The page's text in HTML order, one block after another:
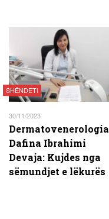
SHËNDETI
30/11/2023
Dermatovenerologia
Dafina Ibrahimi
Devaja: Kujdes nga
sëmundjet e lëkurës